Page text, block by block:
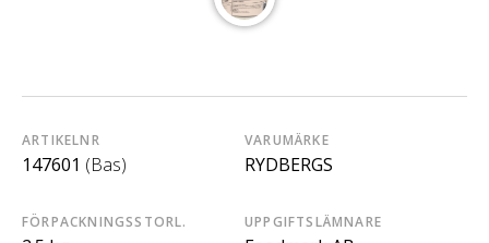
ARTIKELNR
147601 (Bas)
VARUMÄRKE
RYDBERGS
FÖRPACKNINGSSTORL. UPPGIFTSLÄMNARE